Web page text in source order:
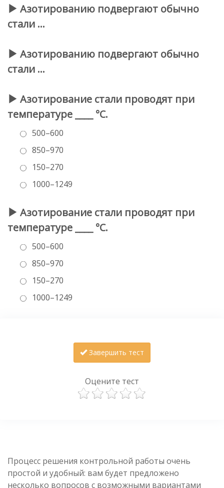
Азотированию подвергают обычно
стали …
Азотированию подвергают обычно
стали …
Азотирование стали проводят при
температуре ____ °С.
500–600
850–970
150–270
1000–1249
Азотирование стали проводят при
температуре ____ °С.
500–600
850–970
150–270
1000–1249
Завершить тест
Оцените тест
Процесс решения контрольной работы очень
простой и удобный: вам будет предложено
несколько вопросов с возможными вариантами